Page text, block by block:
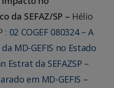
da SEFAZ/SP – Hélio
: 02 COGEF 080324 – A
MD-GEFIS no Estado
Estrat da SEFAZSP –
em MD-GEFIS –